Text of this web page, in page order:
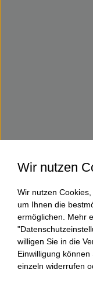
Wir nutzen
Wir nutzen
um Ihnen die
ermöglichen. Mehr
willigen Sie in die
Einwilligung
einzeln widerrufen